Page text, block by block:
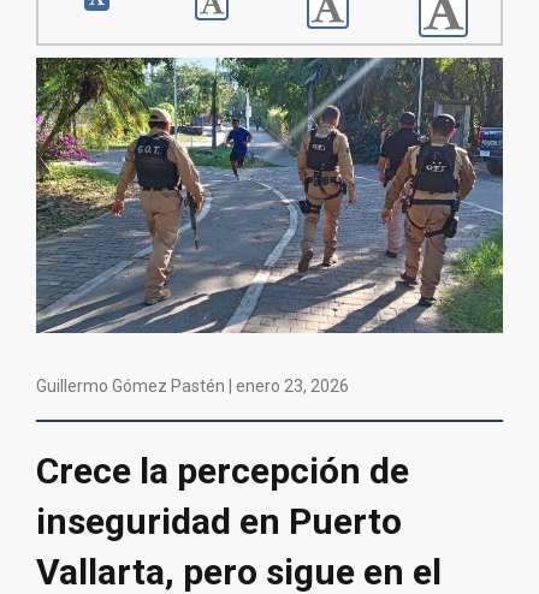
Guillermo Gómez Pastén | enero 23, 2026
Crece la percepción de
inseguridad en Puerto
Vallarta, pero sigue en el